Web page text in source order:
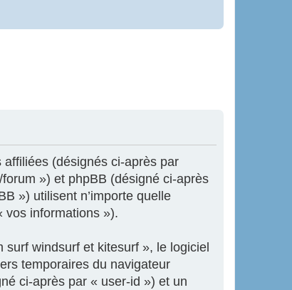
(désignés ci-après par
») et phpBB (désigné ci-après
») utilisent n’importe quelle
vos informations »).
windsurf et kitesurf », le logiciel
temporaires du navigateur
ci-après par « user-id ») et un